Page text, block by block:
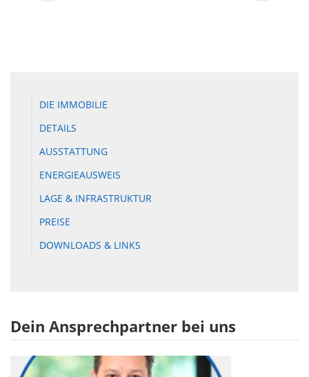
DIE IMMOBILIE
DETAILS
AUSSTATTUNG
ENERGIEAUSWEIS
LAGE & INFRASTRUKTUR
PREISE
DOWNLOADS & LINKS
Dein Ansprechpartner bei uns